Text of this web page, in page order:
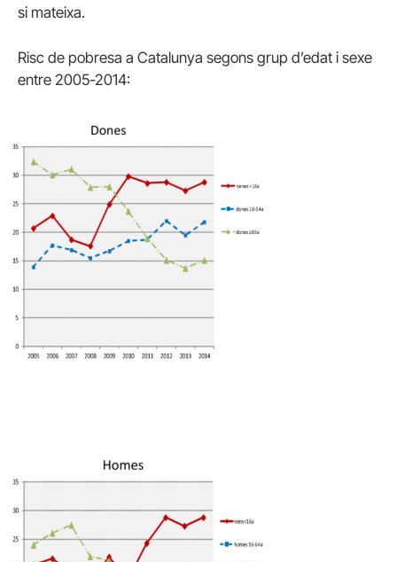
si mateixa.
Risc de pobresa a Catalunya segons grup d’edat i sexe
entre 2005-2014: